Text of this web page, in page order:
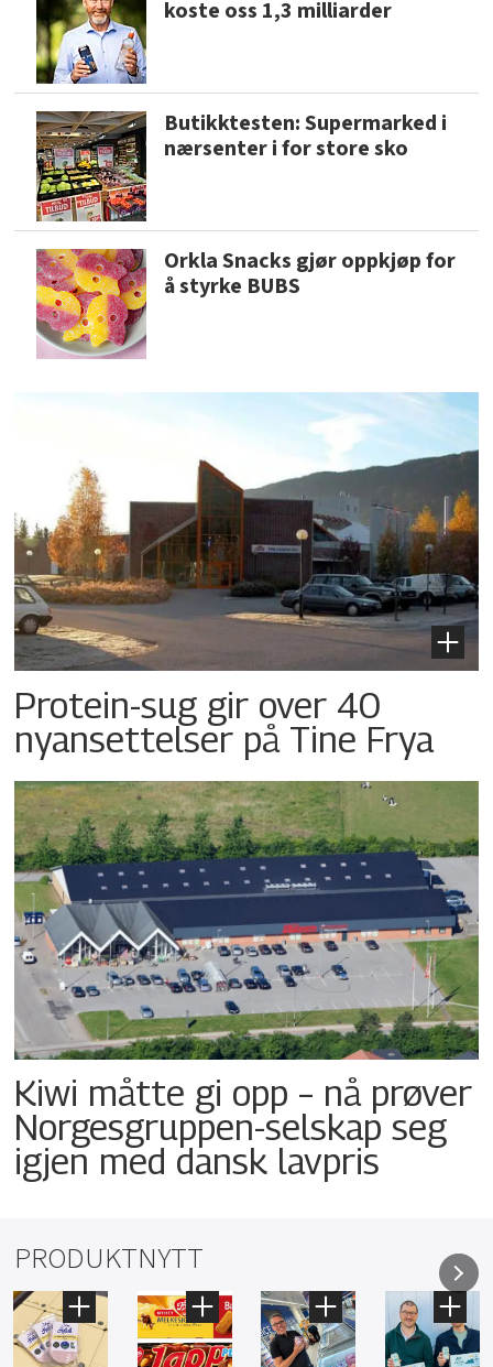
koste oss 1,3 milliarder
Butikktesten: Supermarked i
nærsenter i for store sko
Orkla Snacks gjør oppkjøp for
å styrke BUBS
Protein-sug gir over 40
nyansettelser på Tine Frya
Kiwi måtte gi opp – nå prøver
Norgesgruppen-selskap seg
igjen med dansk lavpris
PRODUKTNYTT